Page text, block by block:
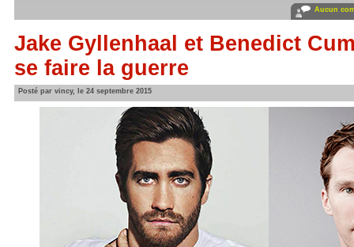
Aucun
Jake Gyllenhaal et Benedict
se faire la guerre
Posté par vincy, le 24 septembre 2015